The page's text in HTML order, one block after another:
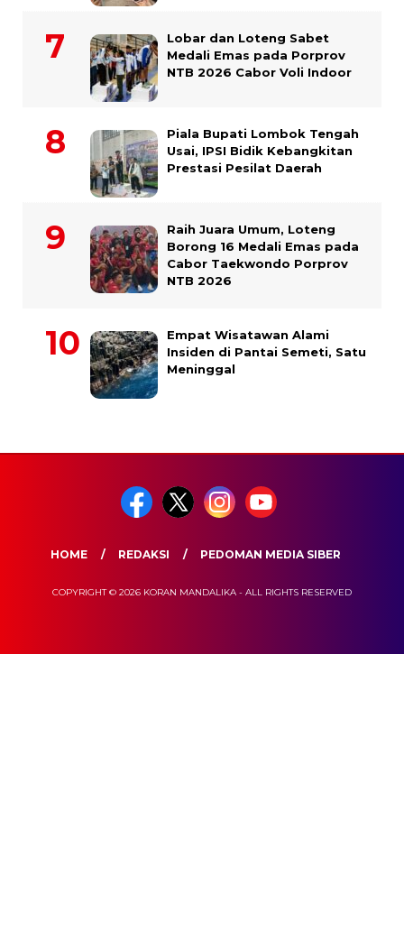
Lobar dan Loteng Sabet
Medali Emas pada Porprov
NTB 2026 Cabor Voli Indoor
Piala Bupati Lombok Tengah
Usai, IPSI Bidik Kebangkitan
Prestasi Pesilat Daerah
Raih Juara Umum, Loteng
Borong 16 Medali Emas pada
Cabor Taekwondo Porprov
NTB 2026
Empat Wisatawan Alami
Insiden di Pantai Semeti, Satu
Meninggal
HOME REDAKSI PEDOMAN MEDIA SIBER
COPYRIGHT © 2026 KORAN MANDALIKA - ALL RIGHTS RESERVED